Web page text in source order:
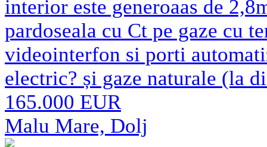
interior este generoaas de
pardoseala cu Ct pe gaze cu
videointerfon si porti
electric? și gaze naturale (la
165.000 EUR
Malu Mare, Dolj